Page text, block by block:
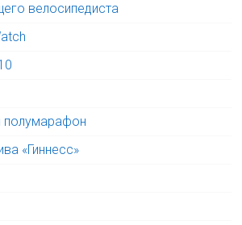
велосипедиста
«Гиннесс»